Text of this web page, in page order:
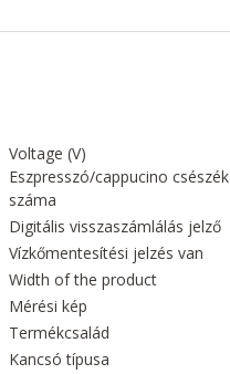
Voltage (V)
Eszpresszó/cappucino csészék
száma
Digitális visszaszámlálás jelző
Vízkőmentesítési jelzés van
Width of the product
Mérési kép
Termékcsalád
Kancsó típusa